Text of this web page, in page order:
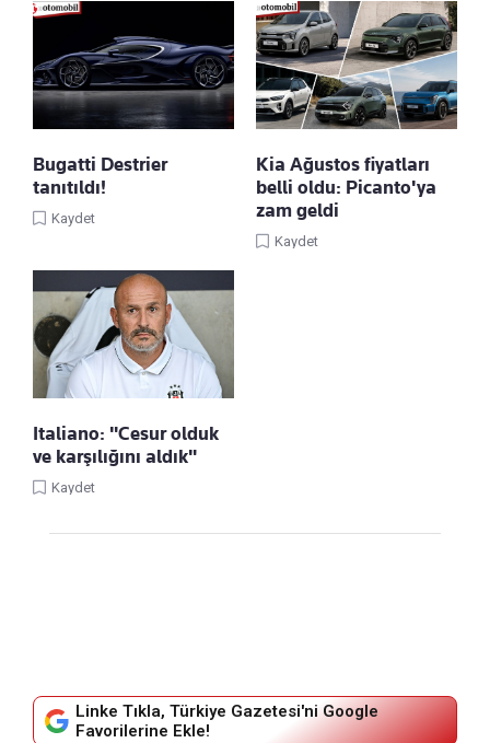
Bugatti Destrier
tanıtıldı!
Kaydet
Kia Ağustos fiyatları
belli oldu: Picanto'ya
zam geldi
Kaydet
Italiano: "Cesur olduk
ve karşılığını aldık"
Kaydet
Linke Tıkla, Türkiye Gazetesi'ni Google
Favorilerine Ekle!